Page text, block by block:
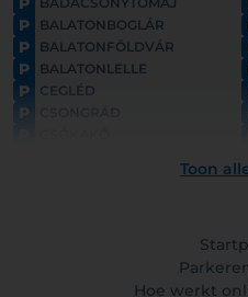
P BALATONBOGLÁR
P BALATONFÖLDVÁR
P BALATONLELLE
P CEGLÉD
P
HÓDMEZŐVÁSÁRHELY
Toon
Hoe werkt